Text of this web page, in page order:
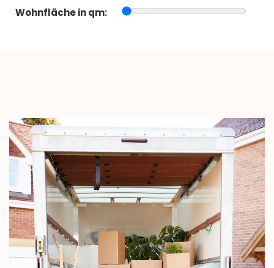
Wohnfläche in qm: